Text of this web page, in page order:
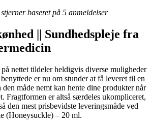
baseret på 5 anmeldelser
|| Sundhedspleje fra
nettet tildeler heldigvis diverse muligheder
er nu om stunder at få leveret til en
måde nemt kan hente dine produkter når
Fragtformen er altså særdeles ukompliceret,
den mest prisbevidste leveringsmåde ved
(Honeysuckle) – 20 ml.